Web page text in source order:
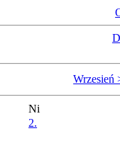
Wrzesień
Ni
2.